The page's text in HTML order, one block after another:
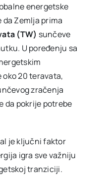
energetske
Zemlja prima
(TW) sunčeve
U poređenju sa
oko 20 teravata,
zračenja
da pokrije potrebe
je ključni faktor
igra sve važniju
tranziciji.